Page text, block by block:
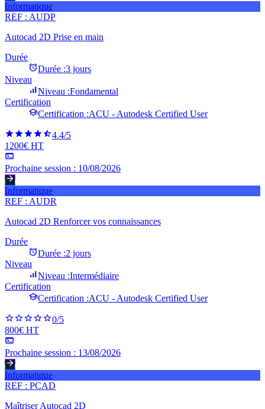
Informatique
REF : AUDP
Autocad 2D Prise en main
Durée
Durée :3 jours
Niveau
Niveau :Fondamental
Certification
Certification :ACU - Autodesk Certified User
4.4/5
1200€ HT
Prochaine session : 10/08/2026
Informatique
REF : AUDR
Autocad 2D Renforcer vos connaissances
Durée
Durée :2 jours
Niveau
Niveau :Intermédiaire
Certification
Certification :ACU - Autodesk Certified User
0/5
800€ HT
Prochaine session : 13/08/2026
Informatique
REF : PCAD
Maîtriser Autocad 2D